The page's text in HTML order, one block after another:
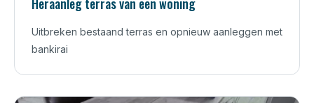
Heraanleg terras van een woning
Uitbreken bestaand terras en opnieuw aanleggen met
bankirai